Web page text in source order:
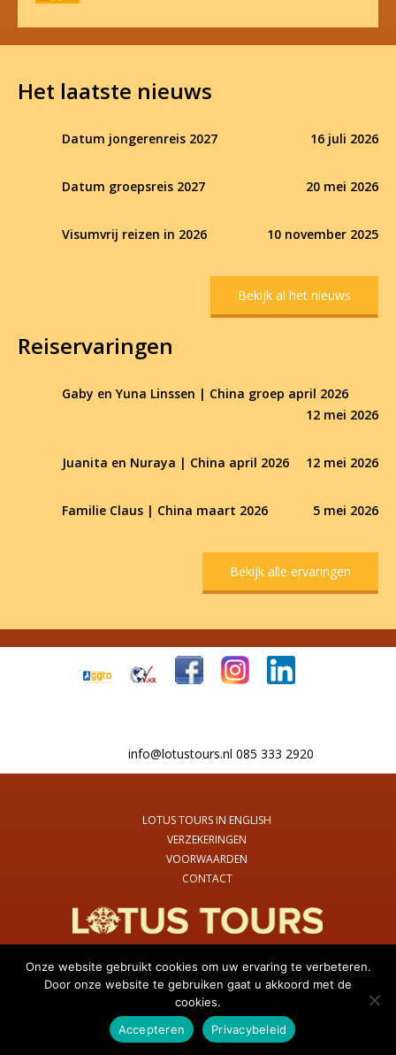
Het laatste nieuws
Datum jongerenreis 2027 16 juli 2026
Datum groepsreis 2027 20 mei 2026
Visumvrij reizen in 2026 10 november 2025
Bekijk al het nieuws
Reiservaringen
Gaby en Yuna Linssen | China groep april 2026
12 mei 2026
Juanita en Nuraya | China april 2026 12 mei 2026
Familie Claus | China maart 2026 5 mei 2026
Bekijk alle ervaringen
info@lotustours.nl 085 333 2920
LOTUS TOURS IN ENGLISH
VERZEKERINGEN
VOORWAARDEN
CONTACT
© 2026 Lotus Tours Nederland
Stuur ons een bericht!
Website ontwerp & ontwikkeling:Internetbureau Jun-E-Jay
Onze website gebruikt cookies om uw ervaring te verbeteren.
Door onze website te gebruiken gaat u akkoord met de
cookies.
Accepteren
Privacybeleid